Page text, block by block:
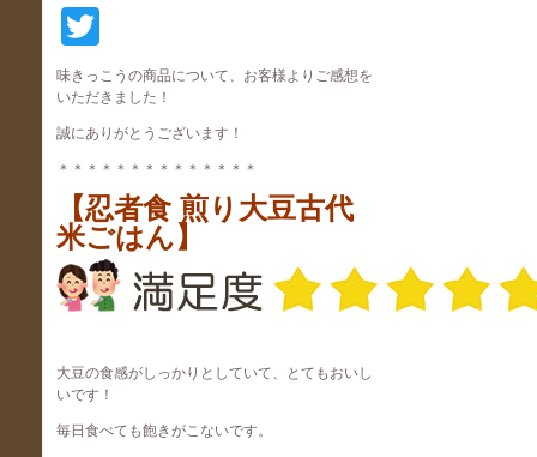
味きっこうの商品について、お客様よりご感想を
いただきました！
誠にありがとうございます！
＊＊＊＊＊＊＊＊＊＊＊＊＊＊
【忍者食 煎り大豆古代
米ごはん】
大豆の食感がしっかりとしていて、とてもおいし
いです！
毎日食べても飽きがこないです。